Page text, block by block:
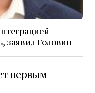
заявил Головин
первым